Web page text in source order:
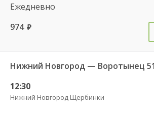
Ежедневно
974 руб.
Нижний Новгород — Воротынец
12:30
Нижний Новгород Щербинки